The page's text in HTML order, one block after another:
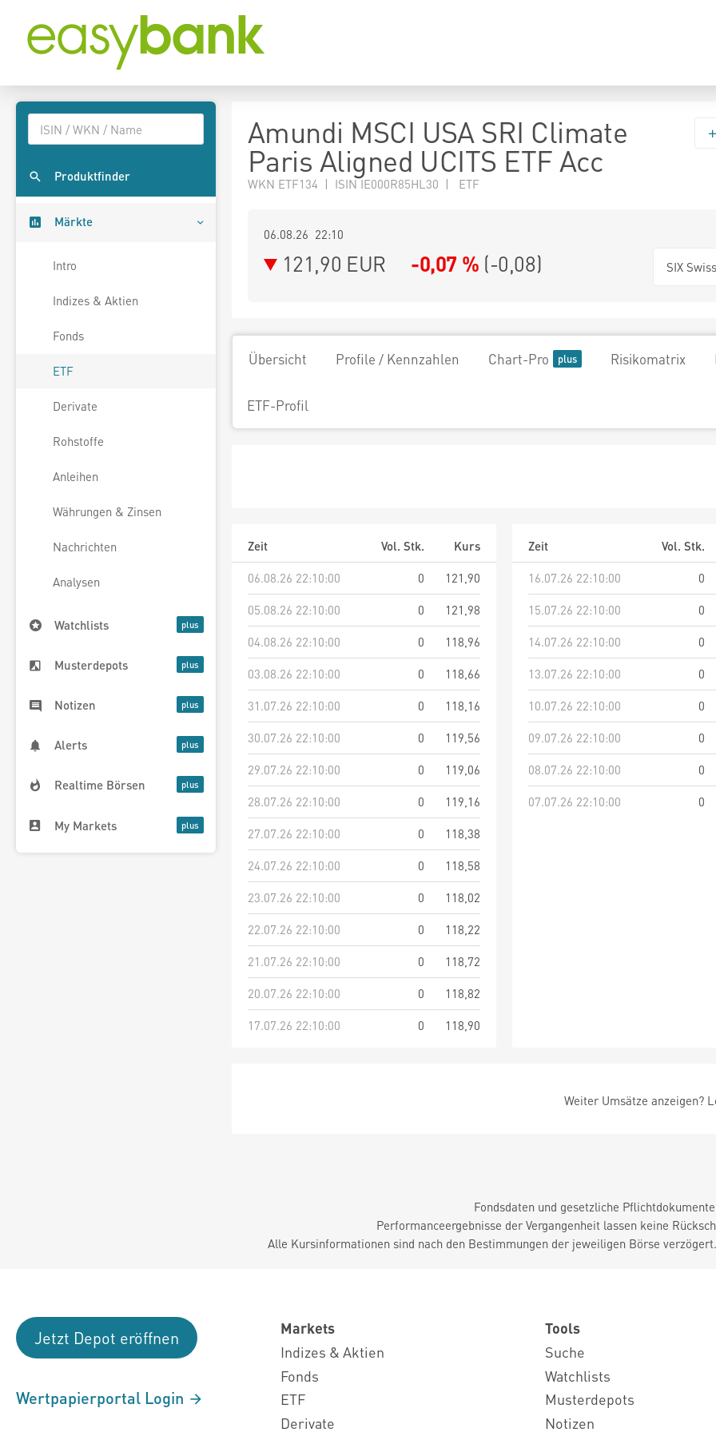
Produktfinder
Märkte
Intro
Indizes & Aktien
Fonds
ETF
Derivate
Rohstoffe
Anleihen
Währungen & Zinsen
Nachrichten
Analysen
Watchlists
Musterdepots
Notizen
Alerts
Realtime Börsen
My Markets
Amundi MSCI USA SRI Climate
Paris Aligned UCITS ETF Acc
WKN ETF134 | ISIN IE000R85HL30 | ETF
06.08.26 22:10
121,90 EUR -0,07 % (-0,08) SIX
Übersicht Profile / Kennzahlen Chart-Pro Risikomatrix
ETF-Profil
Zeit Vol. Stk.
Kurs
06.08.26 22:10:00
0
121,90
05.08.26 22:10:00
0
121,98
04.08.26 22:10:00
0
118,96
03.08.26 22:10:00
0
118,66
31.07.26 22:10:00
0
118,16
30.07.26 22:10:00
0
119,56
29.07.26 22:10:00
0
119,06
28.07.26 22:10:00
0
119,16
27.07.26 22:10:00
0
118,38
24.07.26 22:10:00
0
118,58
23.07.26 22:10:00
0
118,02
22.07.26 22:10:00
0
118,22
21.07.26 22:10:00
0
118,72
20.07.26 22:10:00
0
118,82
17.07.26 22:10:00
0 118,90
Zeit
Vol. Stk.
16.07.26 22:10:00
0
15.07.26 22:10:00
0
14.07.26 22:10:00
0
13.07.26 22:10:00
0
10.07.26 22:10:00
0
09.07.26 22:10:00
0
08.07.26 22:10:00
0
07.07.26 22:10:00
0
Weiter Umsätze anzeigen?
Fondsdaten und gesetzliche
Performanceergebnisse der Vergangenheit lassen keine
Alle Kursinformationen sind nach den Bestimmungen der jeweiligen Börse
Jetzt Depot eröffnen
Wertpapierportal Login
Markets
Indizes & Aktien
Fonds
ETF
Derivate
Tools
Suche
Watchlists
Musterdepots
Notizen